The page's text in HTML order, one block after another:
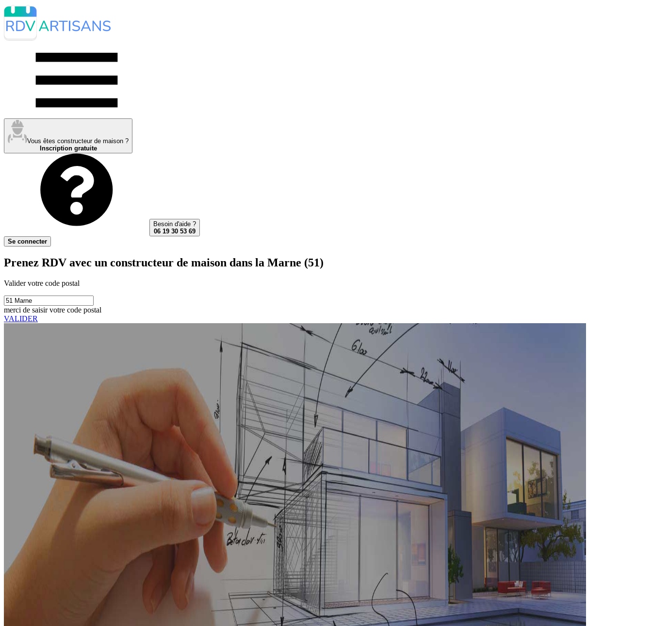
Vous êtes constructeur de maison ?
Inscription gratuite
Besoin d'aide ?
06 19 30 53 69
Se connecter
Prenez RDV avec un constructeur de maison dans la Marne (51)
Valider votre code postal
merci de saisir votre code postal
VALIDER